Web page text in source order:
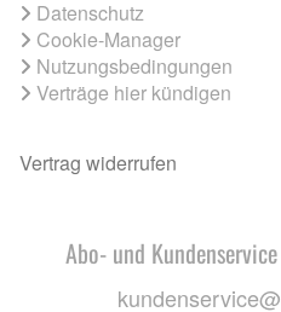
Datenschutz
Cookie-Manager
Nutzungsbedingungen
Verträge hier kündigen
Vertrag widerrufen
Abo- und